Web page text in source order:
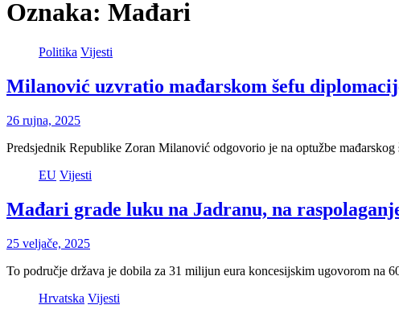
Oznaka: Mađari
Politika Vijesti
Milanović uzvratio mađarskom šefu
26 rujna, 2025
Predsjednik Republike Zoran Milanović odgovorio je na optužbe
EU Vijesti
Mađari grade luku na Jadranu, na
25 veljače, 2025
To područje država je dobila za 31 milijun eura koncesijskim ugovorom na
Hrvatska Vijesti